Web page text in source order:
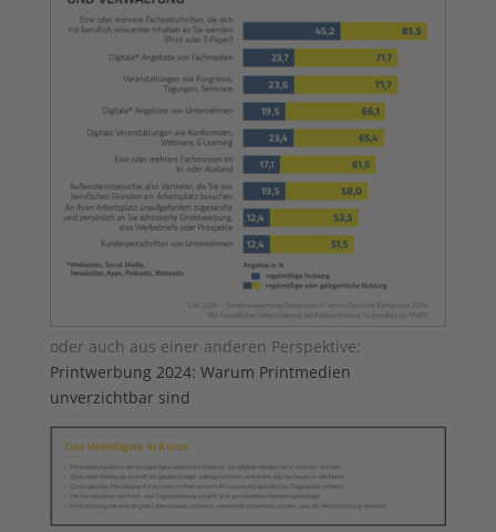
oder auch aus einer anderen Perspektive:
Printwerbung 2024: Warum Printmedien
unverzichtbar sind